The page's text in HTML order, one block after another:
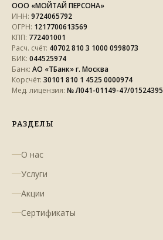
ООО «МОЙТАЙ ПЕРСОНА»
ИНН: 9724065792
ОГРН: 1217700613569
КПП: 772401001
Расч. счёт: 40702 810 3 1000 0998073
БИК: 044525974
Банк: АО «ТБанк» г. Москва
Корсчёт: 30101 810 1 4525 0000974
Мед. лицензия: № Л041-01149-47/01524395
РАЗДЕЛЫ
О нас
Услуги
Акции
Сертификаты